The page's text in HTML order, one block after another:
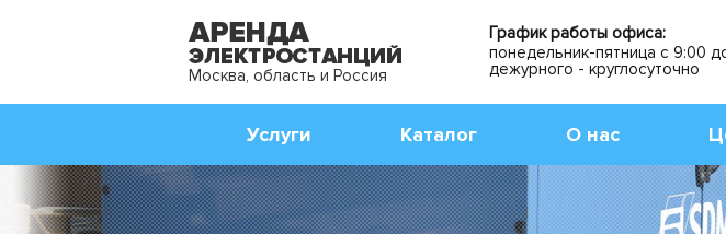
Москва, область и Россия
График работы офиса:
понедельник-пятница с 9:00
дежурного - круглосуточно
Услуги Каталог О нас